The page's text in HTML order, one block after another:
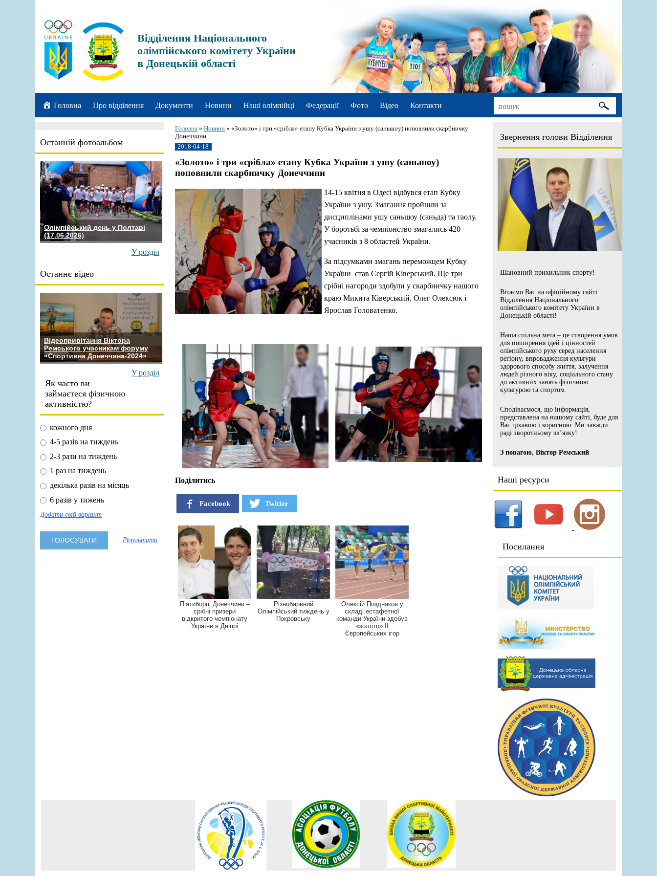
Відділення Національного
олімпійського комітету України
в Донецькій області
Головна Про відділення Документи Новини Наші олімпійці Федерації Фото Відео Контакти
Останній фотоальбом
Олімпійський день у Полтаві
(17.06.2026)
У розділ
Останнє відео
Відеопривітання Віктора
Ремського учасникам форуму
«Спортивна Донеччина-2024»
У розділ
Як часто ви
займаєтеся фізичною
активністю?
кожного дня
4-5 разів на тиждень
2-3 рази на тиждень
1 раз на тиждень
декілька разів на місяць
6 разів у тижень
Додати свій варіант
Результати
Звернення голови Відділення
Шановний прихильник спорту!
Вітаємо Вас на офіційному сайті
Відділення Національного
олімпійського комітету України в
Донецькій області!
Наша спільна мета – це створення умов
для поширення ідей і цінностей
олімпійського руху серед населення
регіону, впровадження культури
здорового способу життя, залучення
людей різного віку, соціального стану
до активних занять фізичною
культурою та спортом.
Сподіваємося, що інформація,
представлена на нашому сайті, буде для
Вас цікавою і корисною. Ми завжди
раді зворотньому зв’язку!
З повагою, Віктор Ремський
Наші ресурси
Посилання
Головна » Новини » «Золото» і три «срібла» етапу Кубка України з ушу (саньшоу) поповнили скарбничку
Донеччини
2018-04-18
«Золото» і три «срібла» етапу Кубка України з ушу (саньшоу)
поповнили скарбничку Донеччини
14-15 квітня в Одесі відбувся етап Кубку
України з ушу. Змагання пройшли за
дисциплінами ушу саньшоу (саньда) та таолу.
У боротьбі за чемпіонство змагались 420
учасників з 8 областей України.
За підсумками змагань переможцем Кубку
України став Сергій Ківерський. Ще три
срібні нагороди здобули у скарбничку нашого
краю Микита Ківерський, Олег Олексюк і
Ярослав Головатенко.
Поділитись
Facebook Twitter
П’ятиборці Донеччини –
срібні призери
відкритого чемпіонату
України в Дніпрі
Різнобарвний
Олімпійський тиждень у
Покровську
Олексій Поздняков у
складі естафетної
команди України здобув
«золото» II
Європейських ігор